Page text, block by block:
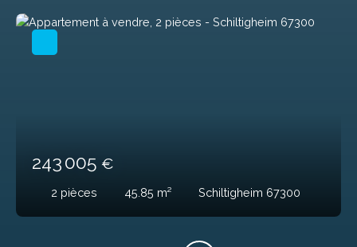
243 005 €
2 pièces 45.85 m² Schiltigheim 67300